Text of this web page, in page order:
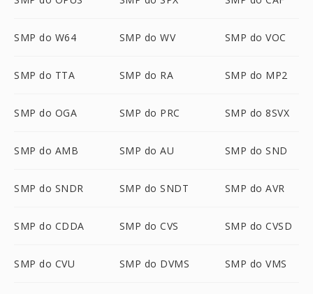
SMP do W64 SMP do WV SMP do VOC
SMP do TTA SMP do RA SMP do MP2
SMP do OGA SMP do PRC SMP do 8SVX
SMP do AMB SMP do AU SMP do SND
SMP do SNDR SMP do SNDT SMP do AVR
SMP do CDDA SMP do CVS SMP do CVSD
SMP do CVU SMP do DVMS SMP do VMS